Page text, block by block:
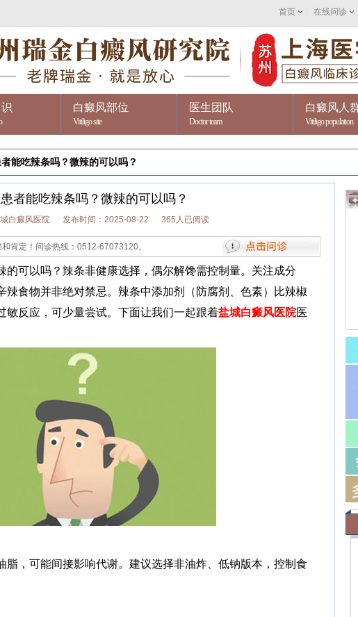
首页 在线问诊
白癜风部位
Vitiligo site
医生团队
Doctor team
白癜风人
Vitiligo population
能吃辣条吗？微辣的可以吗？
者能吃辣条吗？微辣的可以吗？
白癜风医院 发布时间：2025-08-22 365人已阅读
问诊热线：0512-67073120。
可以吗？辣条非健康选择，偶尔解馋需控制量。关注成分
辣食物并非绝对禁忌。辣条中添加剂（防腐剂、色素）比辣椒
敏反应，可少量尝试。下面让我们一起跟着盐城白癜风医院医
，可能间接影响代谢。建议选择非油炸、低钠版本，控制食